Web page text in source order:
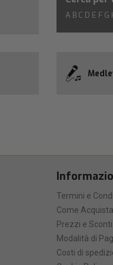
A B C D E F G
Termini e
Come
Prezzi e Sconti
Modalità di
Costi di